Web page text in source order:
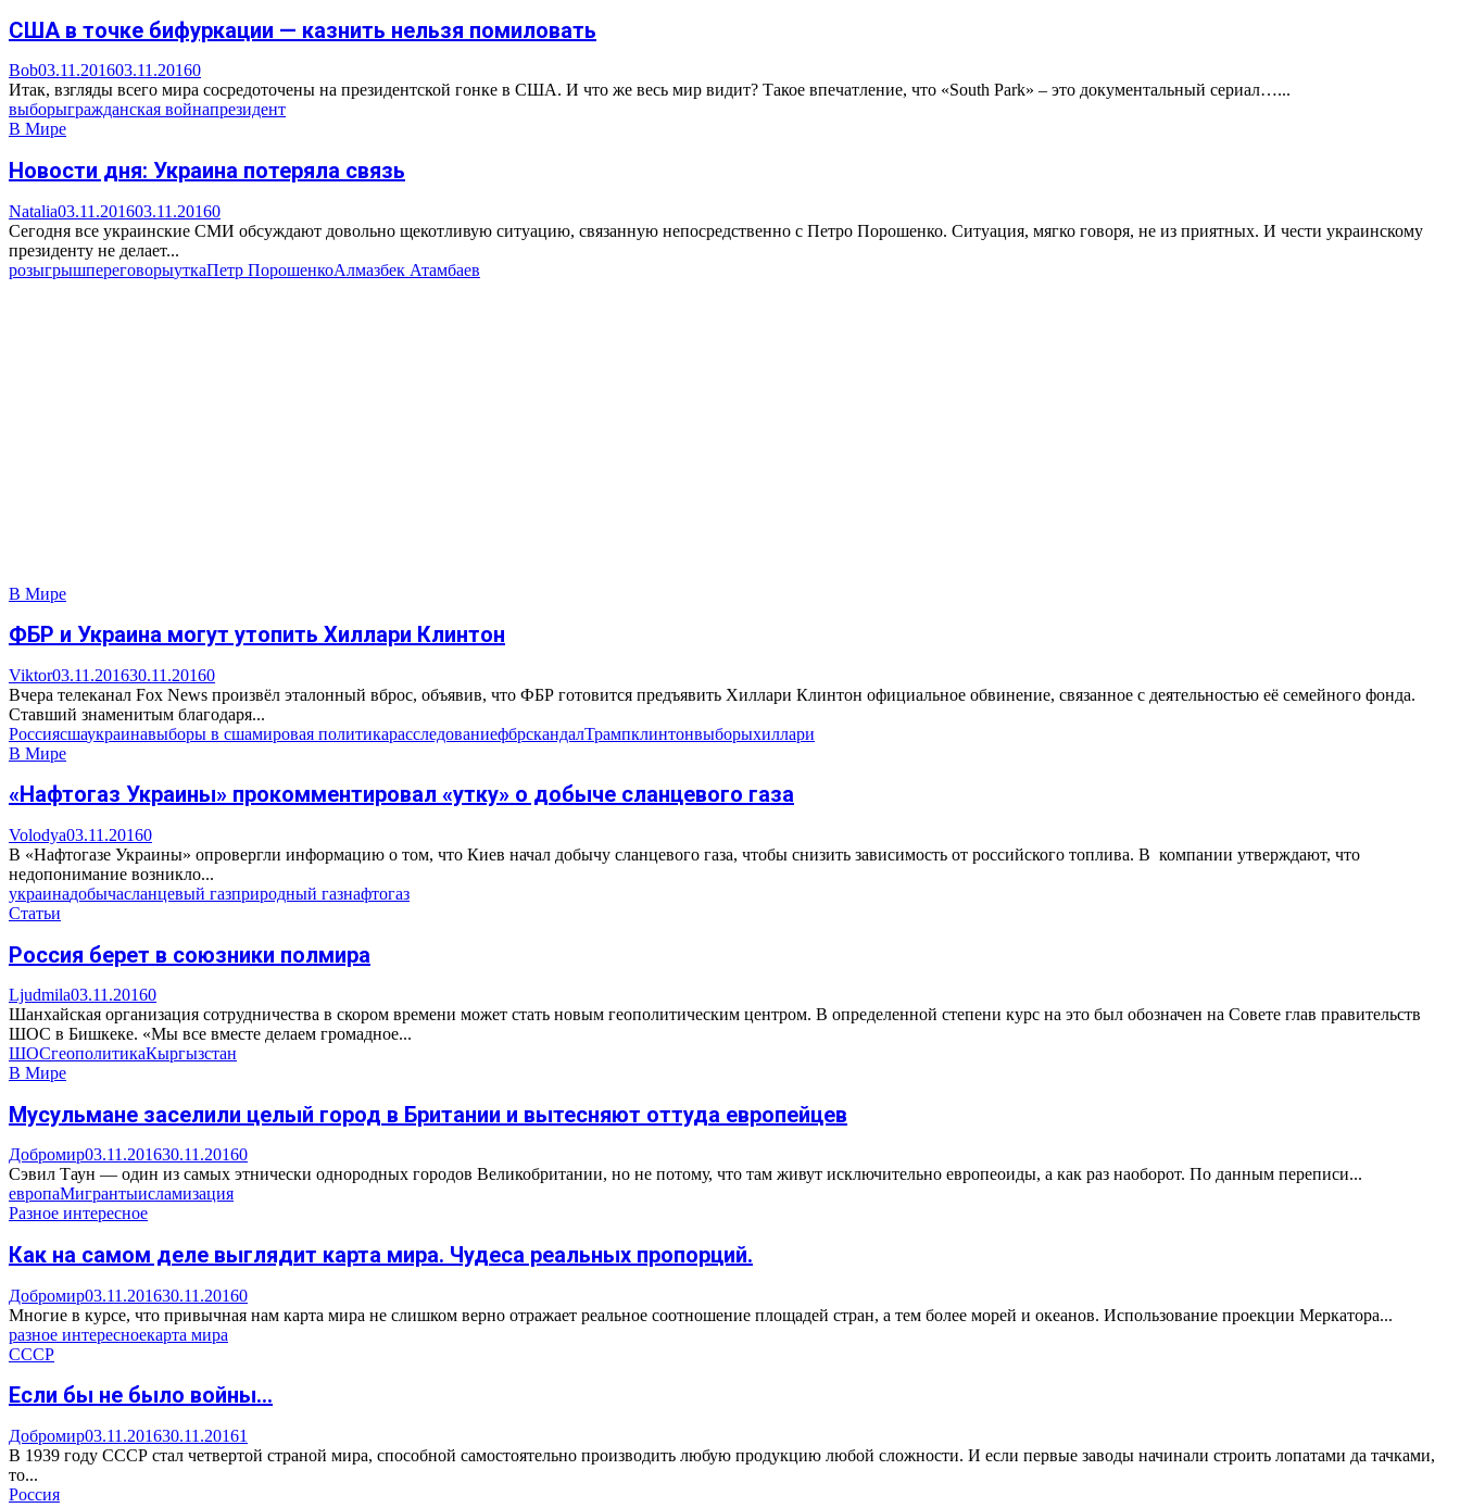
США в точке бифуркации — казнить нельзя помиловать
Bob03.11.201603.11.20160
Итак, взгляды всего мира сосредоточены на президентской гонке в США. И что же весь мир видит? Такое впечатление, что «South Park» – это документальный сериал…...
выборыгражданская войнапрезидент
В Мире
Новости дня: Украина потеряла связь
Natalia03.11.201603.11.20160
Сегодня все украинские СМИ обсуждают довольно щекотливую ситуацию, связанную непосредственно с Петро Порошенко. Ситуация, мягко говоря, не из приятных. И чести украинскому
президенту не делает...
розыгрышпереговорыуткаПетр ПорошенкоАлмазбек Атамбаев
В Мире
ФБР и Украина могут утопить Хиллари Клинтон
Viktor03.11.201630.11.20160
Вчера телеканал Fox News произвёл эталонный вброс, объявив, что ФБР готовится предъявить Хиллари Клинтон официальное обвинение, связанное с деятельностью её семейного фонда.
Ставший знаменитым благодаря...
Россиясшаукраинавыборы в сшамировая политикарасследованиефбрскандалТрампклинтонвыборыхиллари
В Мире
«Нафтогаз Украины» прокомментировал «утку» о добыче сланцевого газа
Volodya03.11.20160
В «Нафтогазе Украины» опровергли информацию о том, что Киев начал добычу сланцевого газа, чтобы снизить зависимость от российского топлива. В компании утверждают, что
недопонимание возникло...
украинадобычасланцевый газприродный газнафтогаз
Статьи
Россия берет в союзники полмира
Ljudmila03.11.20160
Шанхайская организация сотрудничества в скором времени может стать новым геополитическим центром. В определенной степени курс на это был обозначен на Совете глав правительств
ШОС в Бишкеке. «Мы все вместе делаем громадное...
ШОСгеополитикаКыргызстан
В Мире
Мусульмане заселили целый город в Британии и вытесняют оттуда европейцев
Добромир03.11.201630.11.20160
Сэвил Таун — один из самых этнически однородных городов Великобритании, но не потому, что там живут исключительно европеоиды, а как раз наоборот. По данным переписи...
европаМигрантыисламизация
Разное интересное
Как на самом деле выглядит карта мира. Чудеса реальных пропорций.
Добромир03.11.201630.11.20160
Многие в курсе, что привычная нам карта мира не слишком верно отражает реальное соотношение площадей стран, а тем более морей и океанов. Использование проекции Меркатора...
разное интересноекарта мира
СССР
Если бы не было войны…
Добромир03.11.201630.11.20161
В 1939 году СССР стал четвертой страной мира, способной самостоятельно производить любую продукцию любой сложности. И если первые заводы начинали строить лопатами да тачками,
то...
Россия